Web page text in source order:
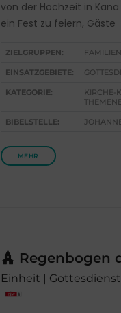
von der Hochzeit in Kana
ein Fest zu feiern, Gäste
ZIELGRUPPEN: FAMILIEN
EINSATZGEBIETE:
KATEGORIE:
KIRCHE-
BIBELSTELLE:
MEHR
Regenbogen
Einheit |